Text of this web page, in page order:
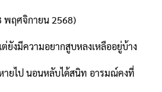
พฤศจิกายน 2568)
ยังมีความอยากสูบหลงเหลืออยู่บ้าง
ายไป นอนหลับได้สนิท อารมณ์คงที่